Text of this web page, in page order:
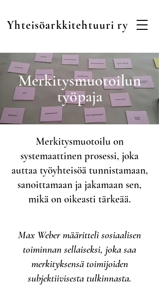
Yhteisöarkkitehtuuri ry
Merkitysmuotoilun
työpaja
Merkitysmuotoilu on
systemaattinen prosessi, joka
auttaa työyhteisöä tunnistamaan,
sanoittamaan ja jakamaan sen,
mikä on oikeasti tärkeää.
Max Weber määritteli sosiaalisen
toiminnan sellaiseksi, joka saa
merkityksensä toimijoiden
subjektiivisesta tulkinnasta.